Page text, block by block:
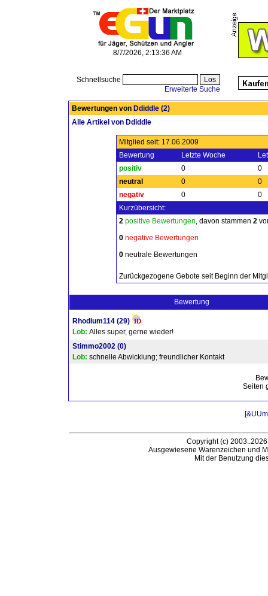
8/7/2026, 2:13:36 AM
Schnellsuche
Erweiterte Suche
Bewertungen von Ddiddle (2)
Alle Artikel von Ddiddle
Mitglied seit: 17.06.2009
Bewertung
Letzte Woche
positiv
0
0
neutral
0
0
negativ
0
0
Kurzübersicht:
2 positive Bewertungen, davon stammen 2
0 negative Bewertungen
0 neutrale Bewertungen
Zurückgezogene Gebote seit Beginn der
Bewertung
Rhodium114 (29)
Lob: Alles super, gerne wieder!
Stimmo2002 (0)
Lob: schnelle Abwicklung; freundlicher Kontakt
Seiten
[
Copyright (c)
Ausgewiesene Warenzeichen und
Mit der Benutzung